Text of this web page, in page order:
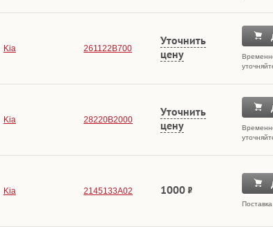
Kia 261122B700
Уточнить
цену
Kia 28220B2000
Уточнить
цену
Kia 2145133A02 1000